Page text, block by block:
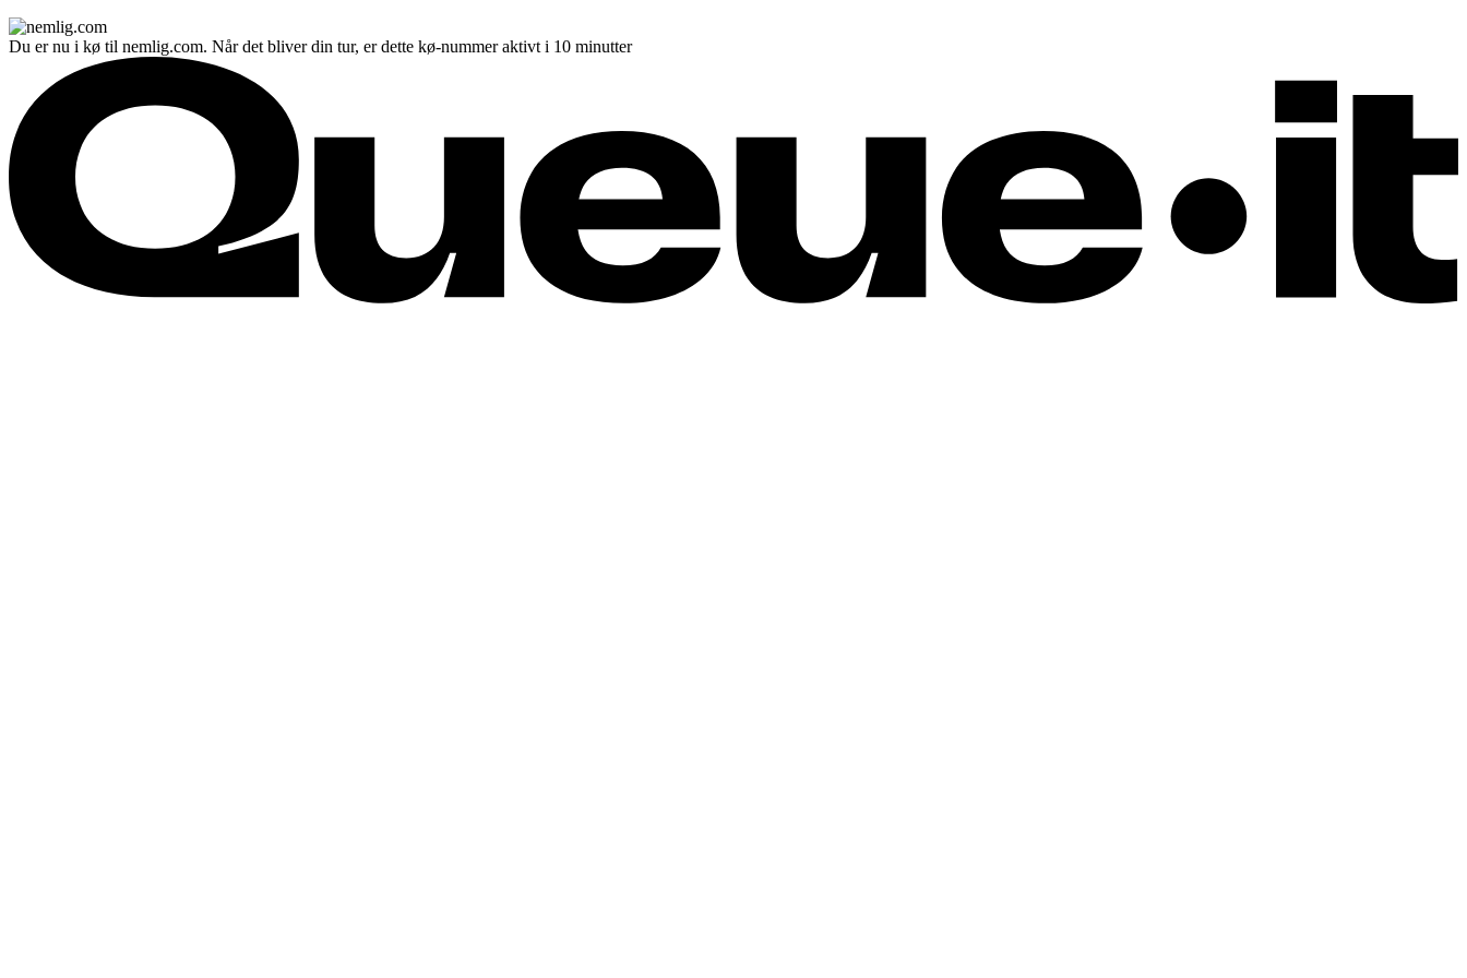
Du er nu i kø til nemlig.com. Når det bliver din tur, er dette kø-nummer aktivt i 10 minutter